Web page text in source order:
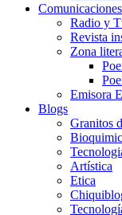
Comunicaciones
Radio y
Revista
Zona
Emisora
Blogs
Granitos
Artística
Etica